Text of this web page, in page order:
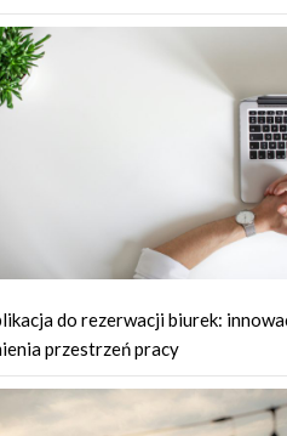
do rezerwacji biurek:
przestrzeń pracy